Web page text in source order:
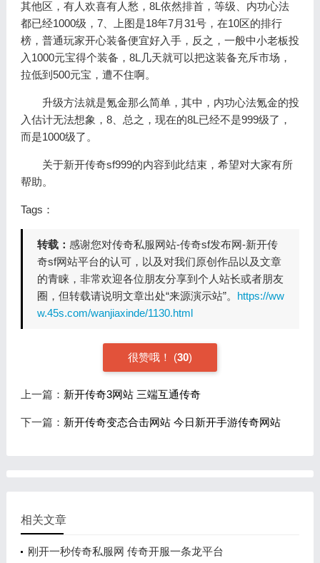
其他区，有人欢喜有人愁，8L依然排首，等级、内功心法
都已经1000级，7、上图是18年7月31号，在10区的排行
榜，普通玩家开心装备便宜好入手，反之，一般中小老板投
入1000元宝得个装备，8L几天就可以把这装备充斥市场，
拉低到500元宝，遭不住啊。
升级方法就是氪金那么简单，其中，内功心法氪金的投
入估计无法想象，8、总之，现在的8L已经不是999级了，
而是1000级了。
关于新开传奇sf999的内容到此结束，希望对大家有所
帮助。
Tags：
转载： 感谢您对传奇私服网站-传奇sf发布网-新开传
奇sf网站平台的认可，以及对我们原创作品以及文章
的青睐，非常欢迎各位朋友分享到个人站长或者朋友
圈，但转载请说明文章出处“来源演示站”。 https://ww
w.45s.com/wanjiaxinde/1130.html
很赞哦！ (30)
上一篇： 新开传奇3网站 三端互通传奇
下一篇： 新开传奇变态合击网站 今日新开手游传奇网站
相关文章
刚开一秒传奇私服网 传奇开服一条龙平台